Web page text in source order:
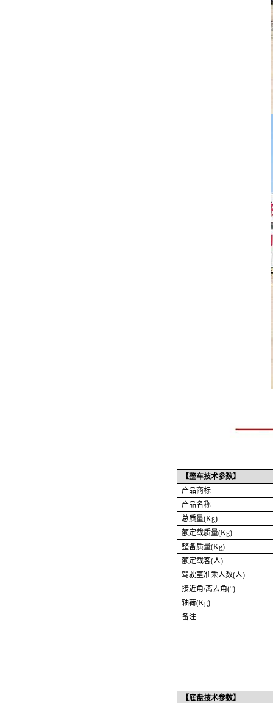
【整车技术参数】
产品商标
产品名称
总质量(Kg)
额定载质量(Kg)
整备质量(Kg)
额定载客(人)
驾驶室准乘人数(人)
接近角/离去角(°)
轴荷(Kg)
备注
【底盘技术参数】